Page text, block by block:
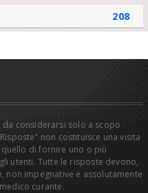
208
considerarsi solo a scopo
non costituisce una visita
quello di fornire uno o più
utenti. Tutte le risposte devono,
non impegnative e assolutamente
curante.